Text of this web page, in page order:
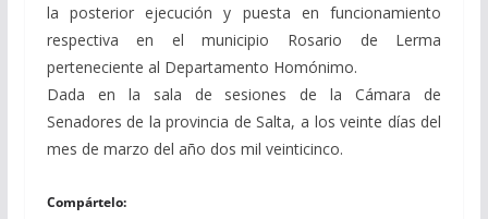
la posterior ejecución y puesta en funcionamiento
respectiva en el municipio Rosario de Lerma
perteneciente al Departamento Homónimo.
Dada en la sala de sesiones de la Cámara de
Senadores de la provincia de Salta, a los veinte días del
mes de marzo del año dos mil veinticinco.
Compártelo: